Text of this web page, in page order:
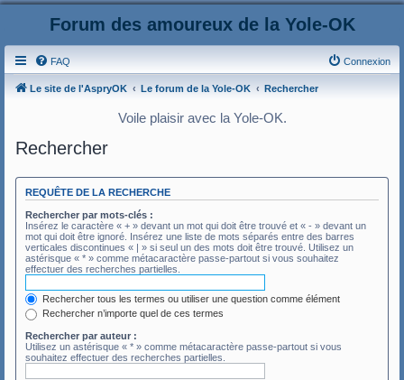
Forum des amoureux de la Yole-OK
FAQ Connexion
Le site de l'AspryOK Le forum de la Yole-OK Rechercher
Voile plaisir avec la Yole-OK.
Rechercher
REQUÊTE DE LA RECHERCHE
Rechercher par mots-clés :
Insérez le caractère « + » devant un mot qui doit être trouvé et « - » devant un
mot qui doit être ignoré. Insérez une liste de mots séparés entre des barres
verticales discontinues « | » si seul un des mots doit être trouvé. Utilisez un
astérisque « * » comme métacaractère passe-partout si vous souhaitez
effectuer des recherches partielles.
Rechercher tous les termes ou utiliser une question comme élément
Rechercher n’importe quel de ces termes
Rechercher par auteur :
Utilisez un astérisque « * » comme métacaractère passe-partout si vous
souhaitez effectuer des recherches partielles.